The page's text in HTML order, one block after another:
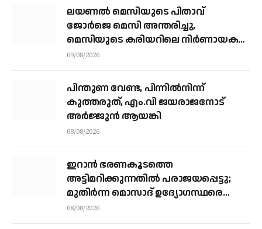
ലയണൽ മെസിയുടെ പിതാവ്
ജോർജെ മെസി അന്തരിച്ചു, ​
മെസിയുടെ കരിയറിലെ നിർണായക
ശക്തി
09/08/2026
പിന്തുണ വേണ്ട, പിന്നിൽനിന്ന്
കുത്തരുത്, എം.വി ജയരാജനോട്
അർജ്ജുൻ ആയങ്കി
08/08/2026
ഇറാന്‍ ഭരണകൂടത്തെ
അട്ടിമറിക്കുന്നതില്‍ പരാജയപ്പെട്ടു;
മുതിര്‍ന്ന മൊസാദ് ഉദ്യോഗസ്ഥരെ
പിരിച്ചുവിട്ടു
08/08/2026